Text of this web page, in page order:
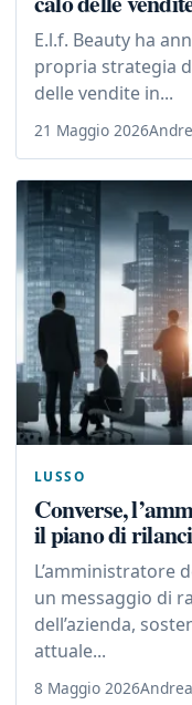
E.l.f. Beauty ha
propria strategia
delle vendite in...
21 Maggio 2026
LUSSO
Converse,
il piano di
L’amministratore
un messaggio di
dell’azienda,
attuale...
8 Maggio 2026